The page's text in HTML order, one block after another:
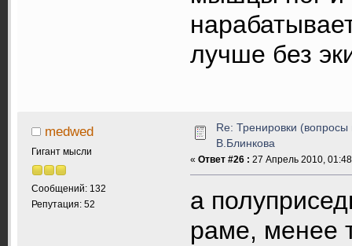
лучше без
medwed
Гигант мысли
Сообщений: 132
Репутация: 52
Re: Тренировки (вопросы
В.Блинкова
« Ответ #26 : 27 Апрель 2010,
а
раме, менее